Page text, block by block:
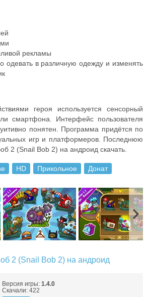
рекламы
одевать в различную одежду и изменять
героя используется сенсорный
смартфона. Интерфейс пользователя
понятен. Программа придётся по
игр и платформеров.
Последнюю
2 (Snail Bob 2) на андроид скачать.
HD Прикольное Донат
2 (Snail Bob 2) на андроид
Версия игры: 1.4.0
Скачали: 422